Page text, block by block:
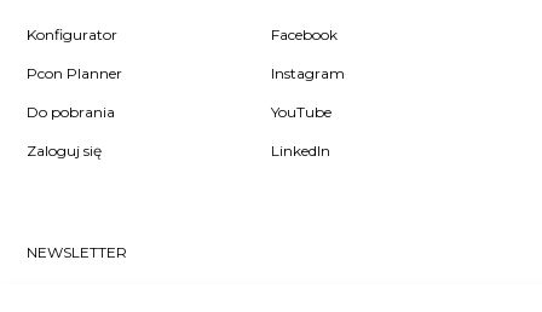
Konfigurator
Pcon Planner
Do pobrania
Zaloguj się
Facebook
Instagram
YouTube
LinkedIn
NEWSLETTER